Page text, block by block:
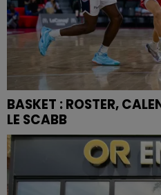
BASKET : ROSTER,
LE SCABB